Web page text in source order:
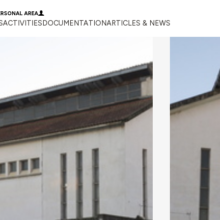
AREA
ACTIVITIESDOCUMENTATIONARTICLES & NEWS